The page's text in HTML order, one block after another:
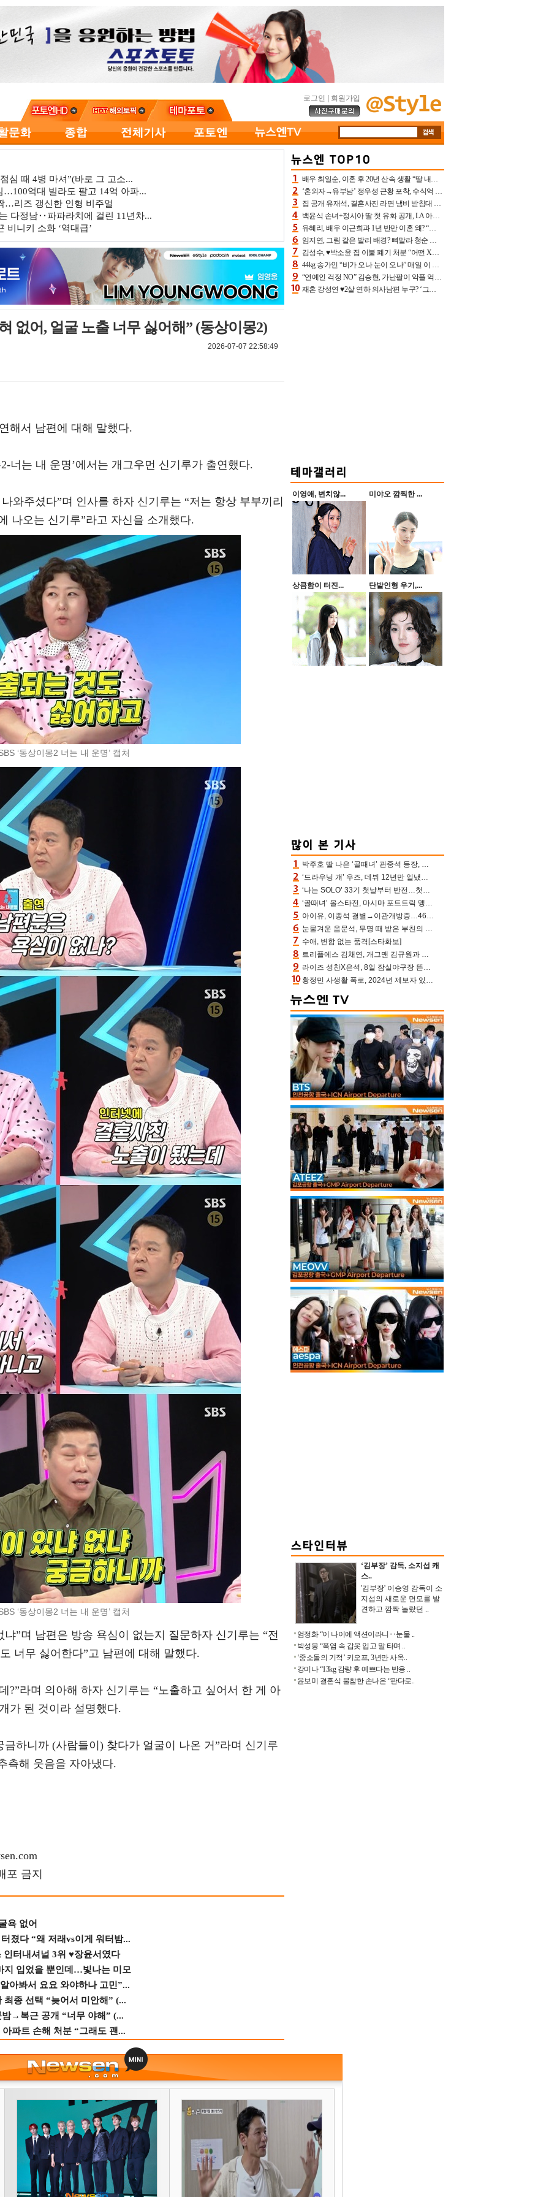
로그인 회원가입
심 때 4병 마셔”(바로 그 고소...
억대 빌라도 팔고 14억 아파...
…리즈 갱신한 인형 비주얼
다정남‥파파라치에 걸린 11년차...
비니키 소화 ‘역대급’
없어, 얼굴 노출 너무 싫어해” (동상이몽2)
2026-07-07 22:58:49
해서 남편에 대해 말했다.
너는 내 운명’에서는 개그우먼 신기루가 출연했다.
와주셨다”며 인사를 하자 신기루는 “저는 항상 부부끼리
나오는 신기루”라고 자신을 소개했다.
‘동상이몽2 너는 내 운명’ 캡처
‘동상이몽2 너는 내 운명’ 캡처
”며 남편은 방송 욕심이 없는지 질문하자 신기루는 “전
너무 싫어한다”고 남편에 대해 말했다.
?”라며 의아해 하자 신기루는 “노출하고 싶어서 한 게 아
가 된 것이라 설명했다.
하니까 (사람들이) 찾다가 얼굴이 나온 거”라며 신기루
측해 웃음을 자아냈다.
포 금지
욕 없어
졌다 “왜 저래vs이게 워터밤...
인터내셔널 3위 ♥장윤서였다
지 입었을 뿐인데…빛나는 미모
아봐서 요요 와야하나 고민”...
종 선택 “늦어서 미안해” (...
→복근 공개 “너무 야해” (...
파트 손해 처분 “그래도 괜...
배우 최일순, 이혼 후 20년 산속 생활 “딸 내가 버렸다고 원망‥맘 아파”(특종)[어제TV]
‘혼외자→유부남’ 정우성 근황 포착, 수식억 해킹 피해 후배 만났다 “존경하는”
집 공개 유재석, 결혼사진 라면 냄비 받침대 되고 분노‥가족사진도 피해(놀뭐)[어제TV]
백윤식 손녀+정시아 딸 첫 유화 공개, LA 아트쇼→서울국제조각페스타 작가다운 수준급 실력
유혜리, 배우 이근희과 1년 반만 이혼 왜? “식칼 꽂고 의자 던져” 충격 폭로(특종)[어제TV]
임지연, 그림 같은 발리 배경? 뼈말라 청순 비키니 핏에 상대 안 되네
김성수, ♥박소윤 집 이불 폐기 처분 “어떤 X이랑 썼을지 몰라” 질투(신랑수업2)[어제TV]
44kg 송가인 “비가 오나 눈이 오나” 매일 이 운동, 허벅지 근육량 상승+체지방 감소
“연예인 걱정 NO” 김승현, 가난팔이 악플 억울할만‥아내+딸과 日 여행
재혼 강성연 ♥2살 연하 의사남편 누구? ‘그알’ 자문의에 훈남 비주얼 초엘리트 스펙 [종합]
이영애, 변치않... 미야오 깜찍한 ...
상큼함이 터진... 단발인형 우기,...
박주호 딸 나은 ‘골때녀’ 관중석 등장, 김민재 복제인간 보고 혼란 [결정적장면]
‘드라우닝 걔’ 우즈, 데뷔 12년만 일냈다…체조경기장 입성 확정
‘나는 SOLO’ 33기 첫날부터 반전…첫인상 0표 영호, 호감남 급부상
‘골때녀’ 올스타전, 마시마 포트트릭 맹추격전 5:4 골 잔치 ‘짜릿’ [어제TV]
아이유, 이종석 결별→이관개방증…46장 꽉 채운 유애나 ♥ “열심히 사는 중”
눈물겨운 음문석, 무명 때 받은 부친의 전재산→폐암 父 세상 떠나기 전 여행(유퀴즈)[어제TV]
수애, 변함 없는 품격[스타화보]
트리플에스 김채연, 개그맨 김규원과 함께 프리뷰쇼 진행 [포토엔HD]
라이즈 성찬X은석, 8일 잠실야구장 뜬다…시구 시타+특별공연까지
황정민 사생활 폭로, 2024년 제보자 있었나 “네가 회사에 전화했니” 녹취록 공개 파장
‘김부장’ 감독, 소지섭 캐
스..
'김부장' 이승영 감독이 소
지섭의 새로운 면모를 발
견하고 깜짝 놀랐던 ..
엄정화 “이 나이에 액션이라니‥눈물 ..
박성웅 “폭염 속 갑옷 입고 말 타며 ..
‘중소돌의 기적’ 키오프, 3년만 사옥..
강미나 “13kg 감량 후 예쁘다는 반응 ..
윤보미 결혼식 불참한 손나은 “판다로..